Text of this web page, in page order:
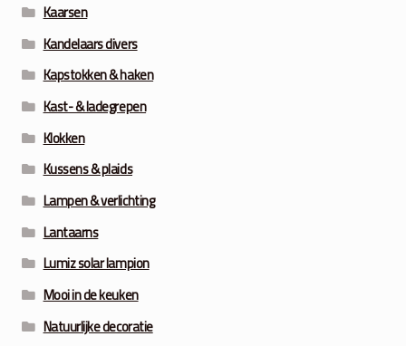
Kaarsen
Kandelaars divers
Kapstokken & haken
Kast- & ladegrepen
Klokken
Kussens & plaids
Lampen & verlichting
Lantaarns
Lumiz solar lampion
Mooi in de keuken
Natuurlijke decoratie